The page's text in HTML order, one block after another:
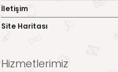
İletişim
Site Haritası
Hizmetlerimiz